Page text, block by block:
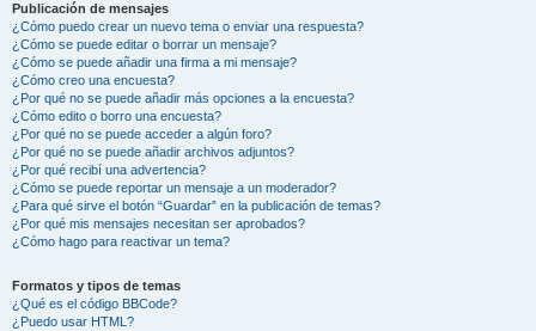
Publicación de mensajes
¿Cómo puedo crear un nuevo tema o enviar una respuesta?
¿Cómo se puede editar o borrar un mensaje?
¿Cómo se puede añadir una firma a mi mensaje?
¿Cómo creo una encuesta?
¿Por qué no se puede añadir más opciones a la encuesta?
¿Cómo edito o borro una encuesta?
¿Por qué no se puede acceder a algún foro?
¿Por qué no se puede añadir archivos adjuntos?
¿Por qué recibí una advertencia?
¿Cómo se puede reportar un mensaje a un moderador?
¿Para qué sirve el botón “Guardar” en la publicación de temas?
¿Por qué mis mensajes necesitan ser aprobados?
¿Cómo hago para reactivar un tema?
Formatos y tipos de temas
¿Qué es el código BBCode?
¿Puedo usar HTML?